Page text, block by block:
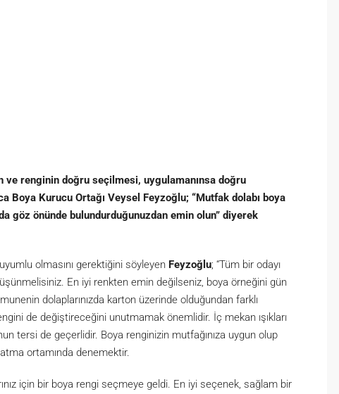
ve renginin doğru seçilmesi, uygulamanınsa doğru
Boya Kurucu Ortağı Veysel Feyzoğlu; “Mutfak dolabı boya
göz önünde bulundurduğunuzdan emin olun” diyerek
olmasını gerektiğini söyleyen Feyzoğlu; “Tüm bir odayı
En iyi renkten emin değilseniz, boya örneğini gün
dolaplarınızda karton üzerinde olduğundan farklı
de değiştireceğini unutmamak önemlidir. İç mekan ışıkları
tersi de geçerlidir. Boya renginizin mutfağınıza uygun olup
ortamında denemektir.
için bir boya rengi seçmeye geldi. En iyi seçenek, sağlam bir